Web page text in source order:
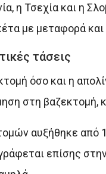
η Τσεχία και η
με μεταφορά και
τάσεις
όσο και η
στη
αυξήθηκε
επίσης